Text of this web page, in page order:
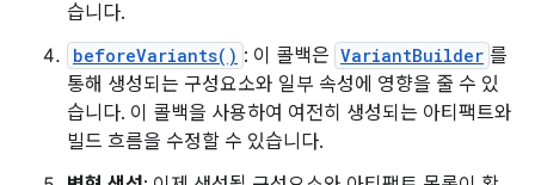
습니다.
beforeVariants() : 이 콜백은 VariantBuilder 를
통해 생성되는 구성요소와 일부 속성에 영향을 줄 수 있
습니다. 이 콜백을 사용하여 여전히 생성되는 아티팩트와
빌드 흐름을 수정할 수 있습니다.